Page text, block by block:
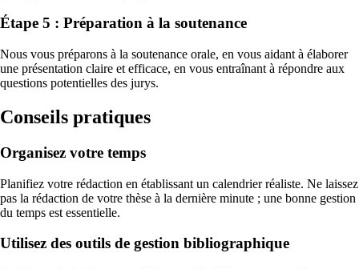
Étape 5 : Préparation à la soutenance
Nous vous préparons à la soutenance orale, en vous aidant à élaborer
une présentation claire et efficace, en vous entraînant à répondre aux
questions potentielles des jurys.
Conseils pratiques
Organisez votre temps
Planifiez votre rédaction en établissant un calendrier réaliste. Ne laissez
pas la rédaction de votre thèse à la dernière minute ; une bonne gestion
du temps est essentielle.
Utilisez des outils de gestion bibliographique